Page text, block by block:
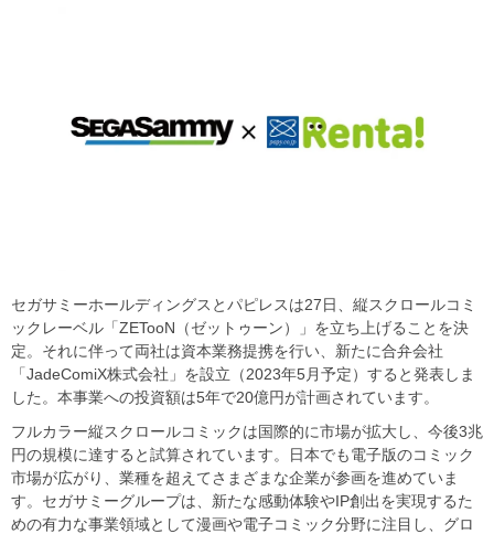
セガサミーホールディングスとパピレスは27日、縦スクロールコミ
ックレーベル「ZETooN（ゼットゥーン）」を立ち上げることを決
定。それに伴って両社は資本業務提携を行い、新たに合弁会社
「JadeComiX株式会社」を設立（2023年5月予定）すると発表しま
した。本事業への投資額は5年で20億円が計画されています。
フルカラー縦スクロールコミックは国際的に市場が拡大し、今後3兆
円の規模に達すると試算されています。日本でも電子版のコミック
市場が広がり、業種を超えてさまざまな企業が参画を進めていま
す。セガサミーグループは、新たな感動体験やIP創出を実現するた
めの有力な事業領域として漫画や電子コミック分野に注目し、グロ